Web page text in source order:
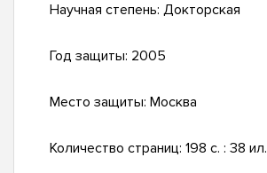
Научная степень: Докторская
Год защиты: 2005
Место защиты: Москва
Количество страниц: 198 с. : 38 ил.